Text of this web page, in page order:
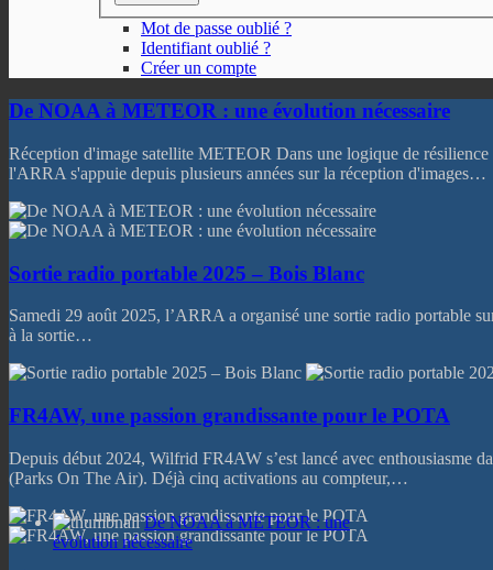
Mot de passe oublié ?
Identifiant oublié ?
Créer un compte
De NOAA à METEOR : une évolution nécessaire
Réception d'image satellite METEOR Dans une logique de résilience
l'ARRA s'appuie depuis plusieurs années sur la réception d'images…
Sortie radio portable 2025 – Bois Blanc
Samedi 29 août 2025, l’ARRA a organisé une sortie radio portable
à la sortie…
FR4AW, une passion grandissante pour le POTA
Depuis début 2024, Wilfrid FR4AW s’est lancé avec enthousiasme
(Parks On The Air). Déjà cinq activations au compteur,…
De NOAA à METEOR : une
évolution nécessaire